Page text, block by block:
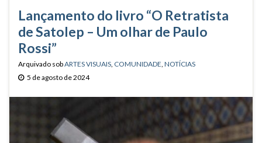
Lançamento do livro “O Retratista
de Satolep – Um olhar de Paulo
Rossi”
Arquivado sobARTES VISUAIS COMUNIDADE NOTÍCIAS
5 de agosto de 2024